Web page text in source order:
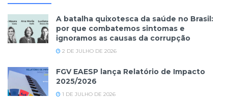
A batalha quixotesca da saúde no Brasil:
por que combatemos sintomas e
ignoramos as causas da corrupção
2 DE JULHO DE 2026
FGV EAESP lança Relatório de Impacto
2025/2026
1 DE JULHO DE 2026